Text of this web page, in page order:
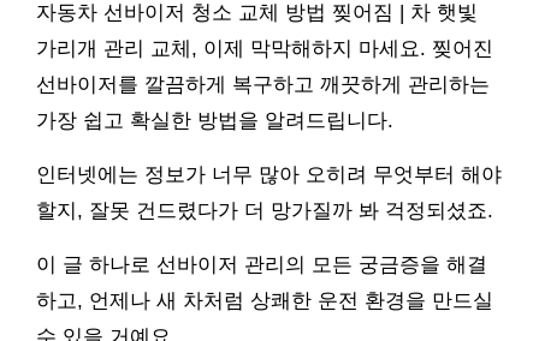
자동차 선바이저 청소 교체 방법 찢어짐 | 차 햇빛
가리개 관리 교체, 이제 막막해하지 마세요. 찢어진
선바이저를 깔끔하게 복구하고 깨끗하게 관리하는
가장 쉽고 확실한 방법을 알려드립니다.
인터넷에는 정보가 너무 많아 오히려 무엇부터 해야
할지, 잘못 건드렸다가 더 망가질까 봐 걱정되셨죠.
이 글 하나로 선바이저 관리의 모든 궁금증을 해결
하고, 언제나 새 차처럼 상쾌한 운전 환경을 만드실